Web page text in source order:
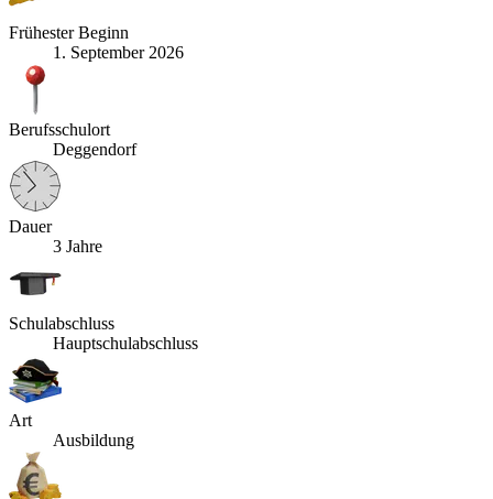
Frühester Beginn
1. September 2026
Berufsschulort
Deggendorf
Dauer
3 Jahre
Schulabschluss
Hauptschulabschluss
Art
Ausbildung